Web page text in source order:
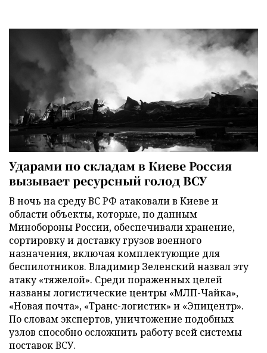
Ударами по складам в Киеве Россия
вызывает ресурсный голод ВСУ
В ночь на среду ВС РФ атаковали в Киеве и
области объекты, которые, по данным
Минобороны России, обеспечивали хранение,
сортировку и доставку грузов военного
назначения, включая комплектующие для
беспилотников. Владимир Зеленский назвал эту
атаку «тяжелой». Среди пораженных целей
названы логистические центры «МЛП-Чайка»,
«Новая почта», «Транс-логистик» и «Эпицентр».
По словам экспертов, уничтожение подобных
узлов способно осложнить работу всей системы
поставок ВСУ.